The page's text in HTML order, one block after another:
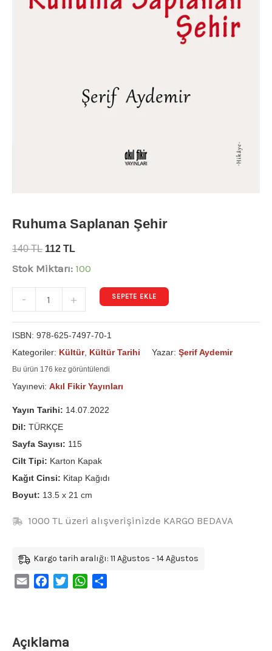
Ruhuma Saplanan Şehir
140TL 112 TL
Stok Miktarı: 100
- + SEPETE EKLE
ISBN: 978-625-7497-70-1
Kategoriler: Kültür, Kültür Tarihi Yazar: Şerif Aydemir
Bu ürün 176 kez görüntülendi
Yayınevi: Akıl Fikir Yayınları
Yayın Tarihi: 14.07.2022
Dil: TÜRKÇE
Sayfa Sayısı: 115
Cilt Tipi: Karton Kapak
Kağıt Cinsi: Kitap Kağıdı
Boyut: 13.5 x 21 cm
1000 TL üzeri alışverişinizde KARGO BEDAVA
Kargo tarih aralığı: 11 Ağustos - 14 Ağustos
Email FacebookTwitterWhatsApp
Açıklama